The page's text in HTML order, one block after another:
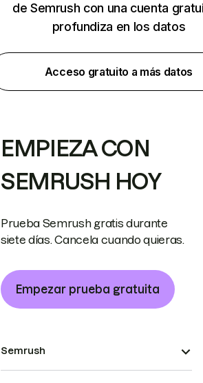
de Semrush con una cuenta
profundiza en los datos
Acceso gratuito a más datos
EMPIEZA CON
SEMRUSH HOY
Prueba Semrush gratis durante
siete días. Cancela cuando quieras.
Empezar prueba gratuita
Semrush